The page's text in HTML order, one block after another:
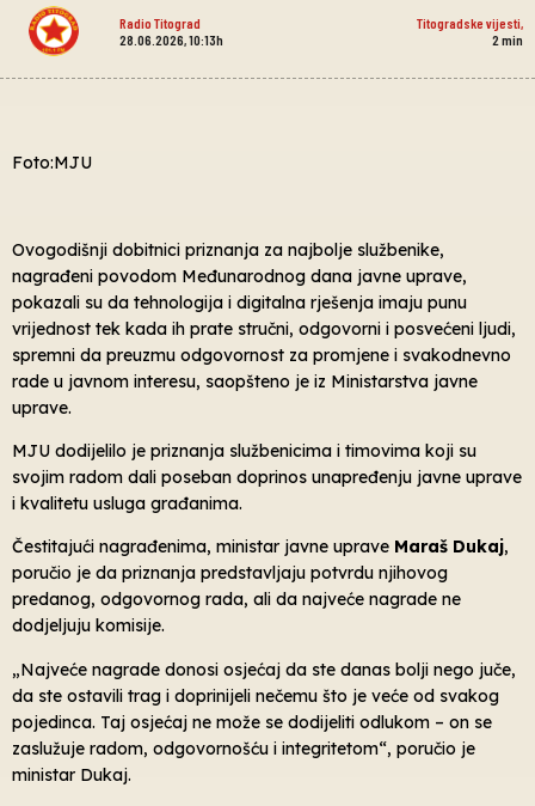
Radio Titograd Titogradske vijesti
28.06.2026, 10:13h
2 min
Foto:MJU
Ovogodišnji dobitnici priznanja za najbolje službenike,
nagrađeni povodom Međunarodnog dana javne uprave,
pokazali su da tehnologija i digitalna rješenja imaju punu
vrijednost tek kada ih prate stručni, odgovorni i posvećeni ljudi,
spremni da preuzmu odgovornost za promjene i svakodnevno
rade u javnom interesu, saopšteno je iz Ministarstva javne
uprave.
MJU dodijelilo je priznanja službenicima i timovima koji su
svojim radom dali poseban doprinos unapređenju javne uprave
i kvalitetu usluga građanima.
Čestitajući nagrađenima, ministar javne uprave Maraš Dukaj,
poručio je da priznanja predstavljaju potvrdu njihovog
predanog, odgovornog rada, ali da najveće nagrade ne
dodjeljuju komisije.
„Najveće nagrade donosi osjećaj da ste danas bolji nego juče,
da ste ostavili trag i doprinijeli nečemu što je veće od svakog
pojedinca. Taj osjećaj ne može se dodijeliti odlukom – on se
zaslužuje radom, odgovornošću i integritetom“, poručio je
ministar Dukaj.